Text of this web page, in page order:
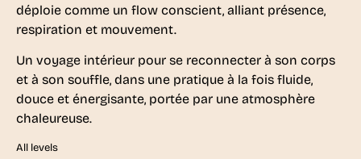
déploie comme un flow conscient, alliant présence,
respiration et mouvement.
Un voyage intérieur pour se reconnecter à son corps
et à son souffle, dans une pratique à la fois fluide,
douce et énergisante, portée par une atmosphère
chaleureuse.
All levels